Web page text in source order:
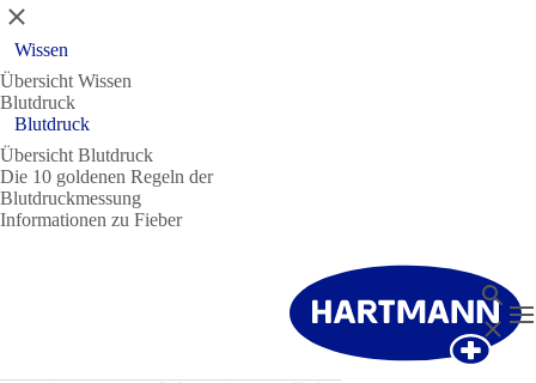
Schließen
Wissen
Übersicht Wissen
Blutdruck
Blutdruck
Übersicht Blutdruck
Die 10 goldenen Regeln der
Blutdruckmessung
Informationen zu Fieber
Suche